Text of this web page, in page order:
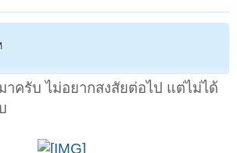
าครับ ไม่อยากสงสัยต่อไป แต่ไม่ได้